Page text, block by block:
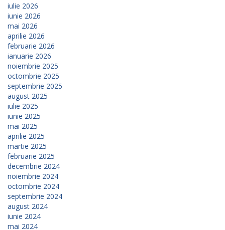
iulie 2026
iunie 2026
mai 2026
aprilie 2026
februarie 2026
ianuarie 2026
noiembrie 2025
octombrie 2025
septembrie 2025
august 2025
iulie 2025
iunie 2025
mai 2025
aprilie 2025
martie 2025
februarie 2025
decembrie 2024
noiembrie 2024
octombrie 2024
septembrie 2024
august 2024
iunie 2024
mai 2024